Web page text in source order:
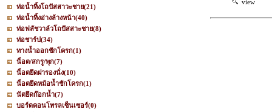
ท่อน้ำทิ้งโถปัสสาวะชาย(21)
ท่อน้ำทิ้งอ่างล้างหน้า(40)
ท่อฟลัชวาล์วโถปัสสาะชาย(8)
ท่อชาร์ป(34)
ทางน้ำออกชักโครก(1)
น็อต/สกรู/พุก(7)
น็อตยึดฝารองนั่ง(10)
น็อตยึดหม้อน้ำชักโครก(1)
นัตยึดก๊อกน้ำ(7)
บอร์ดคอนโทรลเซ็นเซอร์(0)
view